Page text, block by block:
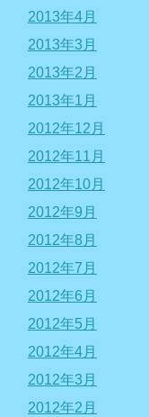
2013年4月
2013年3月
2013年2月
2013年1月
2012年12月
2012年11月
2012年10月
2012年9月
2012年8月
2012年7月
2012年6月
2012年5月
2012年4月
2012年3月
2012年2月